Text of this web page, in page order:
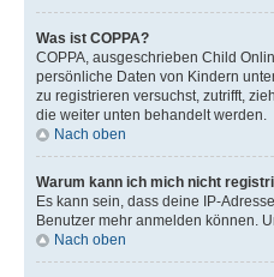
Was ist COPPA?
COPPA, ausgeschrieben Child
persönliche Daten von Kindern
zu registrieren versuchst, zutrifft,
die weiter unten behandelt werden.
Nach oben
Warum kann ich mich nicht
Es kann sein, dass deine IP-
Benutzer mehr anmelden können.
Nach oben